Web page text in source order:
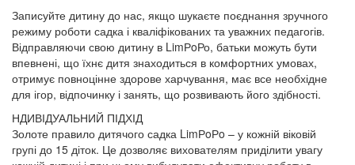
Записуйте дитину до нас, якщо шукаєте поєднання зручного
режиму роботи садка і кваліфікованих та уважних педагогів.
Відправляючи свою дитину в LimРoРо, батьки можуть бути
впевнені, що їхнє дитя знаходиться в комфортних умовах,
отримує повноцінне здорове харчування, має все необхідне
для ігор, відпочинку і занять, що розвивають його здібності.
НДИВІДУАЛЬНИЙ ПІДХІД
Золоте правило дитячого садка LimРoРo – у кожній віковій
групі до 15 діток. Це дозволяє вихователям приділити увагу